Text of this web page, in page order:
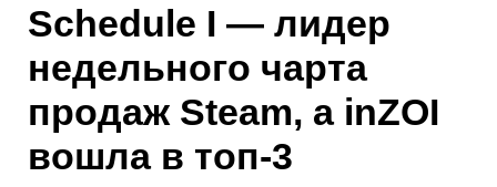
Schedule I — лидер
недельного чарта
продаж Steam, а inZOI
вошла в топ-3